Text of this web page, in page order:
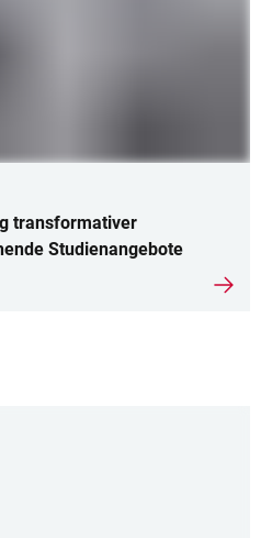
transformativer
Studienangebote